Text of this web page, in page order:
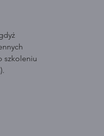
szkoleniu